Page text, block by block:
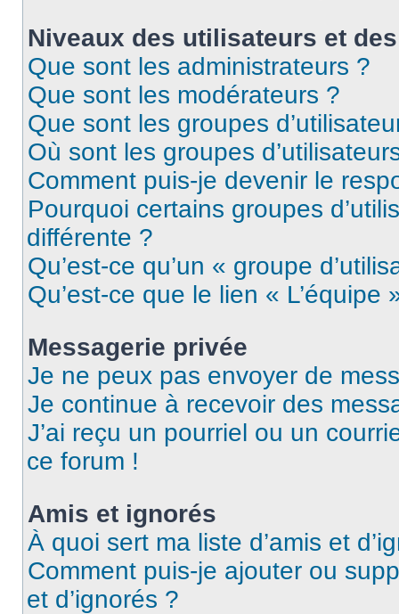
Niveaux des utilisateurs et
Que sont les administrateurs ?
Que sont les modérateurs ?
Que sont les groupes
Où sont les groupes
Comment puis-je devenir le
Pourquoi certains groupes
différente ?
Qu’est-ce qu’un « groupe
Qu’est-ce que le lien « L’équipe
Messagerie privée
Je ne peux pas envoyer de
Je continue à recevoir des
J’ai reçu un pourriel ou un
ce forum !
Amis et ignorés
À quoi sert ma liste d’amis et
Comment puis-je ajouter ou
et d’ignorés ?